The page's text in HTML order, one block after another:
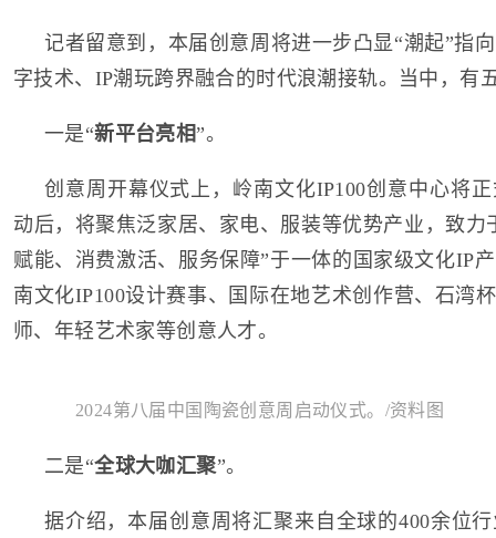
记者留意到，本届创意周将进一步凸显“潮起”指
字技术、IP潮玩跨界融合的时代浪潮接轨。当中，有
一是“新平台亮相”。
创意周开幕仪式上，岭南文化IP100创意中心将
动后，将聚焦泛家居、家电、服装等优势产业，致力
赋能、消费激活、服务保障”于一体的国家级文化IP
南文化IP100设计赛事、国际在地艺术创作营、石湾
师、年轻艺术家等创意人才。
2024第八届中国陶瓷创意周启动仪式。/资料图
二是“全球大咖汇聚”。
据介绍，本届创意周将汇聚来自全球的400余位